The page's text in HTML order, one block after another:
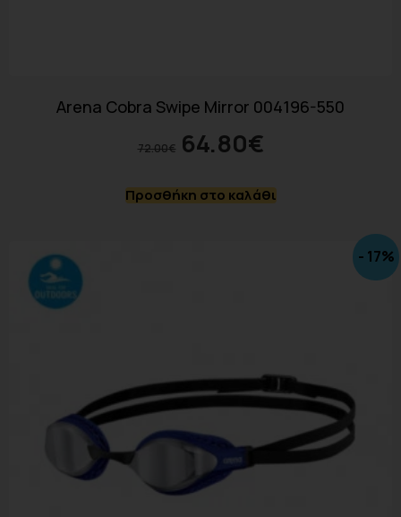
Arena Cobra Swipe Mirror 004196-550
72.00€ 64.80€
Προσθήκη στο καλάθι
- 17%